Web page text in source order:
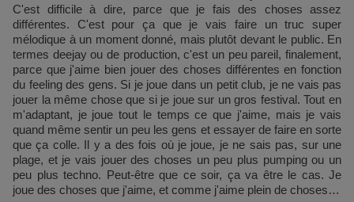
C'est difficile à dire, parce que je fais des choses assez
différentes. C'est pour ça que je vais faire un truc super
mélodique à un moment donné, mais plutôt devant le public. En
termes deejay ou de production, c'est un peu pareil, finalement,
parce que j'aime bien jouer des choses différentes en fonction
du feeling des gens. Si je joue dans un petit club, je ne vais pas
jouer la même chose que si je joue sur un gros festival. Tout en
m'adaptant, je joue tout le temps ce que j'aime, mais je vais
quand même sentir un peu les gens et essayer de faire en sorte
que ça colle. Il y a des fois où je joue, je ne sais pas, sur une
plage, et je vais jouer des choses un peu plus pumping ou un
peu plus techno. Peut-être que ce soir, ça va être le cas. Je
joue des choses que j'aime, et comme j'aime plein de choses…